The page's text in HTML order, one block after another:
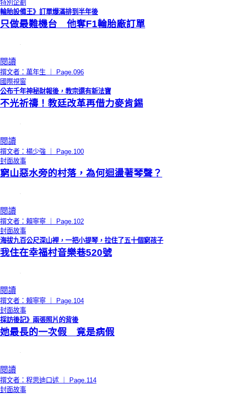
特別企劃
輪胎設備王》訂單爆滿排到半年後
只做最難機台 他奪F1輪胎廠訂單
閱讀
撰文者：萬年生 ｜ Page.096
國際視窗
公布千年神秘財報後，教宗還有新法寶
不光祈禱！教廷改革再借力麥肯錫
閱讀
撰文者：楊少強 ｜ Page.100
封面故事
窮山惡水旁的村落，為何迴盪著琴聲？
閱讀
撰文者：賴寧寧 ｜ Page.102
封面故事
海拔九百公尺深山裡，一把小提琴，拉住了五十個窮孩子
我住在幸福村音樂巷520號
閱讀
撰文者：賴寧寧 ｜ Page.104
封面故事
採訪後記》兩張照片的背後
她最長的一次假 竟是病假
閱讀
撰文者：程思迪口述 ｜ Page.114
封面故事